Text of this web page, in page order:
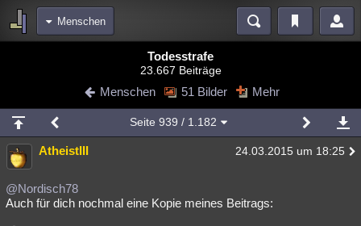
Menschen
Diskussionen Blogs Videos
Chat Wiki Neuigkeiten
meine Rubriken
Menschen Wissenschaft Mystery Kriminalfälle
Spiritualität
Todesstrafe
23.667 Beiträge
Menschen 51 Bilder Mehr
Seite 939 / 1.182
AtheistIII 24.03.2015 um 18:25
@Nordisch78
Auch für dich nochmal eine Kopie meines Beitrags: